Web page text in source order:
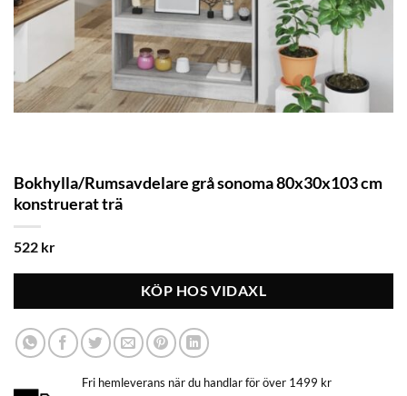
Bokhylla/Rumsavdelare grå sonoma 80x30x103 cm
konstruerat trä
522 kr
KÖP HOS VIDAXL
Fri hemleverans när du handlar för över 1499 kr